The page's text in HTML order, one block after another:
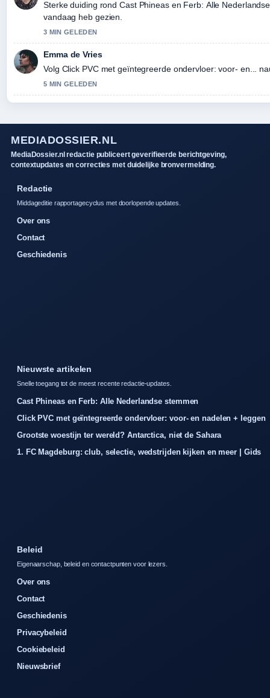
Sterke duiding rond Cast Phineas en Ferb: Alle
vandaag heb gezien.
3 MIN GELEDEN
Emma de Vries
Volg Click PVC met geïntegreerde ondervloer: voor- en...
5 MIN GELEDEN
MEDIADOSSIER.NL
MediaDossier.nl redactie publiceert geverifieerde berichtgeving,
contextupdates en correcties met duidelijke bronvermelding.
Redactie
Middageditie rapportagecyclus met doorlopende updates.
Over ons
Contact
Geschiedenis
Nieuwste artikelen
Snelle toegang tot de meest recente redactie-updates.
Cast Phineas en Ferb: Alle Nederlandse stemmen
Click PVC met geïntegreerde ondervloer: voor- en nadelen + leggen
Grootste woestijn ter wereld? Antarctica, niet de Sahara
1. FC Magdeburg: club, selectie, wedstrijden kijken en meer | Gids
Beleid
Eigenaarschap, beleid en contactpunten voor lezers.
Over ons
Contact
Geschiedenis
Privacybeleid
Cookiebeleid
Nieuwsbrief